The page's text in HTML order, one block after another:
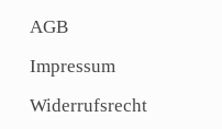
AGB
Impressum
Widerrufsrecht